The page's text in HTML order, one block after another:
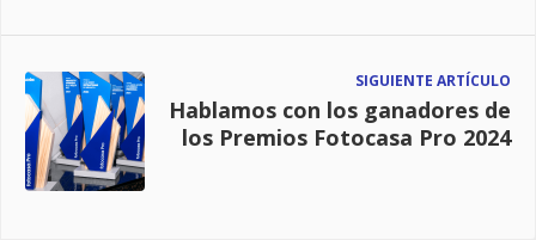
SIGUIENTE ARTÍCULO
Hablamos con los ganadores de
los Premios Fotocasa Pro 2024